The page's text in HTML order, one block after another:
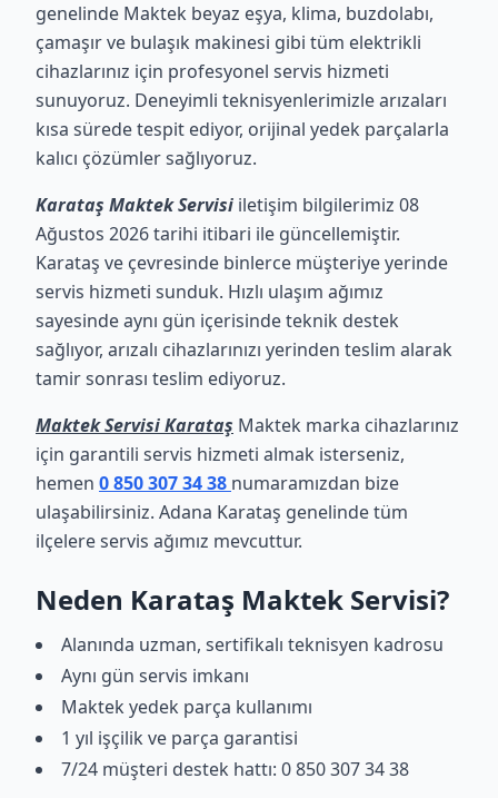
genelinde Maktek beyaz eşya, klima, buzdolabı,
çamaşır ve bulaşık makinesi gibi tüm elektrikli
cihazlarınız için profesyonel servis hizmeti
sunuyoruz. Deneyimli teknisyenlerimizle arızaları
kısa sürede tespit ediyor, orijinal yedek parçalarla
kalıcı çözümler sağlıyoruz.
Karataş Maktek Servisi iletişim bilgilerimiz 08
Ağustos 2026 tarihi itibari ile güncellemiştir.
Karataş ve çevresinde binlerce müşteriye yerinde
servis hizmeti sunduk. Hızlı ulaşım ağımız
sayesinde aynı gün içerisinde teknik destek
sağlıyor, arızalı cihazlarınızı yerinden teslim alarak
tamir sonrası teslim ediyoruz.
Maktek Servisi Karataş Maktek marka cihazlarınız
için garantili servis hizmeti almak isterseniz,
hemen 0 850 307 34 38 numaramızdan bize
ulaşabilirsiniz. Adana Karataş genelinde tüm
ilçelere servis ağımız mevcuttur.
Neden Karataş Maktek Servisi?
Alanında uzman, sertifikalı teknisyen kadrosu
Aynı gün servis imkanı
Maktek yedek parça kullanımı
1 yıl işçilik ve parça garantisi
7/24 müşteri destek hattı: 0 850 307 34 38